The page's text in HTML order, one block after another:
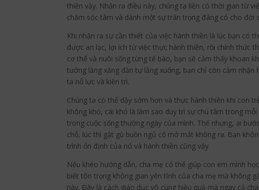
thiền vậy. Nhận ra điều này, chúng ta liền có thời gian từ
chăm sóc tâm và dành một sự trân trọng đáng có cho
Khi nhận ra sự cần thiết của việc hành thiền là lúc bạn có
được an lạc, lợi ích từ việc thực hành thiền, rồi chính thức
cơ thể và nuôi sống từng tế bào, bạn sẽ cảm thấy khoan
tưởng lăng xăng dần tự lắng xuống, bạn chỉ còn cảm
ta nỗ lực và kiên trì.
Chúng ta có thể dậy sớm hơn và thực hành thiền khi con
không khó, cái khó là làm sao duy trì sự chú tâm trong
trong cuộc sống thường ngày của mình. Thế nhưng, ai
chỗ, lúc thì gật gù buồn ngủ cố mở mắt không ra. Bạn
trình ổn định của nó và hành thiền cũng vậy.
Nếu khéo hướng dẫn, cha mẹ có thể giúp con em mình
biết tôn trọng không gian yên tĩnh của cha mẹ mà không
này. Đây là cách giáo dục vô cùng hiệu quả mà ngay cả